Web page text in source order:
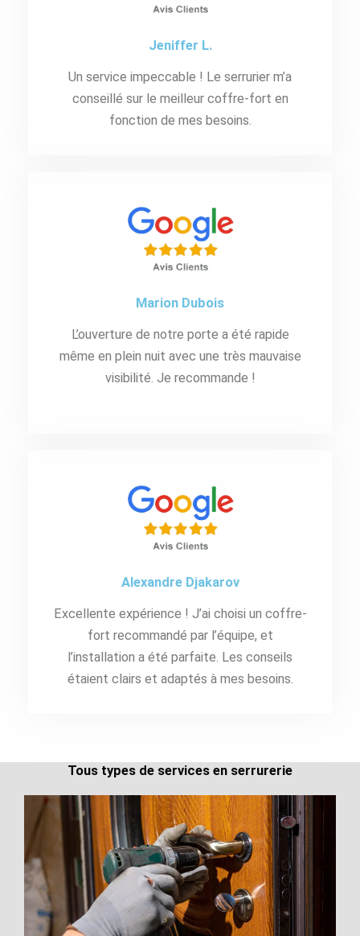
Jeniffer L.
Un service impeccable ! Le serrurier m’a
conseillé sur le meilleur coffre-fort en
fonction de mes besoins.
Marion Dubois
L’ouverture de notre porte a été rapide
même en plein nuit avec une très mauvaise
visibilité. Je recommande !
Alexandre Djakarov
Excellente expérience ! J’ai choisi un coffre-
fort recommandé par l’équipe, et
l’installation a été parfaite. Les conseils
étaient clairs et adaptés à mes besoins.
Tous types de services en serrurerie